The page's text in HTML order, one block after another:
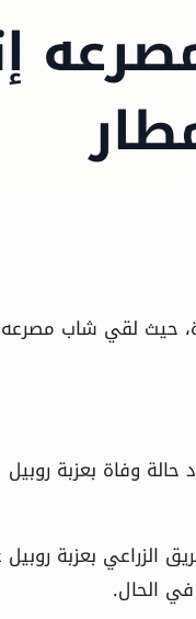
حيث لقي شاب مصرعه
وفاة بعزبة روبيل
هاني أحمد"، 27 عامًا، كان يمر بالطريق الزراعي
الحال.